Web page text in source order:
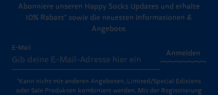
Abonniere unseren Happy Socks Updates und erhalte
10% Rabatt* sowie die neuesten Informationen &
Angebote.
E-Mail
Anmelden
*Kann nicht mit anderen Angeboten, Limited/Special Editions
oder Sale Produkten kombiniert werden. Mit der Registrierung